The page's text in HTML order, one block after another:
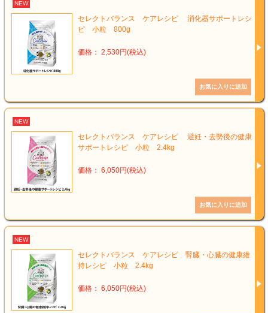
NEW
セレクトバランス ケアレシピ 消化器サポートレシ
ピ 小粒 800g
価格： 2,530円(税込)
NEW
セレクトバランス ケアレシピ 避妊・去勢後の健康
サポートレシピ 小粒 2.4kg
価格： 6,050円(税込)
NEW
セレクトバランス ケアレシピ 腎臓・心臓の健康維
持レシピ 小粒 2.4kg
価格： 6,050円(税込)